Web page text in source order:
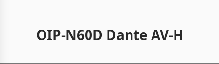
OIP-N60D Dante AV-H